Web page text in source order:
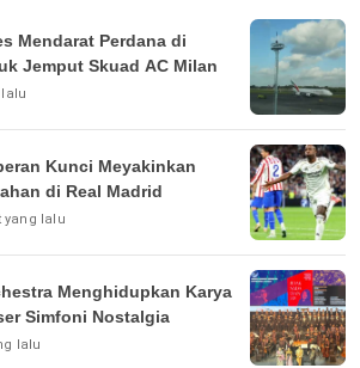
Mendarat Perdana di
Jemput Skuad AC Milan
Kunci Meyakinkan
di Real Madrid
yang lalu
Menghidupkan Karya
Simfoni Nostalgia
lalu